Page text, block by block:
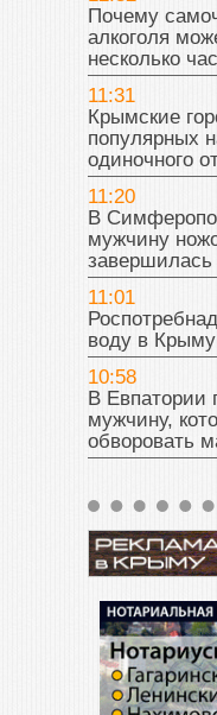
Почему
алкоголя
несколько
11:31
Крымские
популярных
одиночного
11:20
В
мужчину
завершилась
11:01
воду в Крыму
10:58
В Евпатории
мужчину,
обворовать